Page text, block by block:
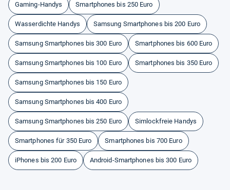
Gaming-Handys Smartphones bis 250 Euro
Wasserdichte Handys Samsung Smartphones bis 200 Euro
Samsung Smartphones bis 300 Euro Smartphones bis 600 Euro
Samsung Smartphones bis 100 Euro Smartphones bis 350 Euro
Samsung Smartphones bis 150 Euro
Samsung Smartphones bis 400 Euro
Samsung Smartphones bis 250 Euro Simlockfreie Handys
Smartphones für 350 Euro Smartphones bis 700 Euro
iPhones bis 200 Euro Android-Smartphones bis 300 Euro